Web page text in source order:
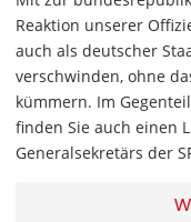
Reaktion unserer
auch als deutscher
verschwinden, ohne
kümmern. Im
finden Sie auch einen
Generalsekretärs der